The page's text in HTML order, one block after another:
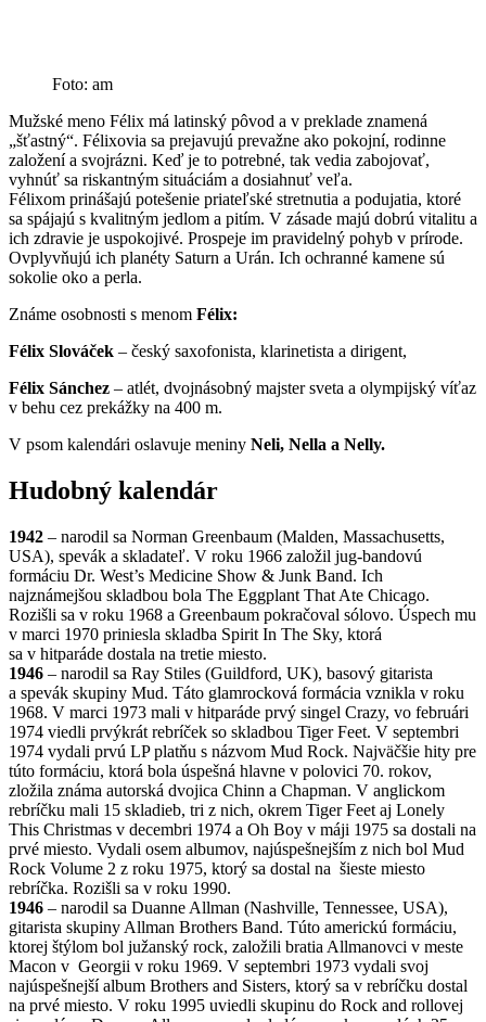
Foto: am
Mužské meno Félix má latinský pôvod a v preklade znamená
„šťastný“. Félixovia sa prejavujú prevažne ako pokojní, rodinne
založení a svojrázni. Keď je to potrebné, tak vedia zabojovať,
vyhnúť sa riskantným situáciám a dosiahnuť veľa.
Félixom prinášajú potešenie priateľské stretnutia a podujatia, ktoré
sa spájajú s kvalitným jedlom a pitím. V zásade majú dobrú vitalitu a
ich zdravie je uspokojivé. Prospeje im pravidelný pohyb v prírode.
Ovplyvňujú ich planéty Saturn a Urán. Ich ochranné kamene sú
sokolie oko a perla.
Známe osobnosti s menom Félix:
Félix Slováček – český saxofonista, klarinetista a dirigent,
Félix Sánchez – atlét, dvojnásobný majster sveta a olympijský víťaz
v behu cez prekážky na 400 m.
V psom kalendári oslavuje meniny Neli, Nella a Nelly.
Hudobný kalendár
1942 – narodil sa Norman Greenbaum (Malden, Massachusetts,
USA), spevák a skladateľ. V roku 1966 založil jug-bandovú
formáciu Dr. West’s Medicine Show & Junk Band. Ich
najznámejšou skladbou bola The Eggplant That Ate Chicago.
Rozišli sa v roku 1968 a Greenbaum pokračoval sólovo. Úspech mu
v marci 1970 priniesla skladba Spirit In The Sky, ktorá
sa v hitparáde dostala na tretie miesto.
1946 – narodil sa Ray Stiles (Guildford, UK), basový gitarista
a spevák skupiny Mud. Táto glamrocková formácia vznikla v roku
1968. V marci 1973 mali v hitparáde prvý singel Crazy, vo februári
1974 viedli prvýkrát rebríček so skladbou Tiger Feet. V septembri
1974 vydali prvú LP platňu s názvom Mud Rock. Najväčšie hity pre
túto formáciu, ktorá bola úspešná hlavne v polovici 70. rokov,
zložila známa autorská dvojica Chinn a Chapman. V anglickom
rebríčku mali 15 skladieb, tri z nich, okrem Tiger Feet aj Lonely
This Christmas v decembri 1974 a Oh Boy v máji 1975 sa dostali na
prvé miesto. Vydali osem albumov, najúspešnejším z nich bol Mud
Rock Volume 2 z roku 1975, ktorý sa dostal na šieste miesto
rebríčka. Rozišli sa v roku 1990.
1946 – narodil sa Duanne Allman (Nashville, Tennessee, USA),
gitarista skupiny Allman Brothers Band. Túto americkú formáciu,
ktorej štýlom bol južanský rock, založili bratia Allmanovci v meste
Macon v Georgii v roku 1969. V septembri 1973 vydali svoj
najúspešnejší album Brothers and Sisters, ktorý sa v rebríčku dostal
na prvé miesto. V roku 1995 uviedli skupinu do Rock and rollovej